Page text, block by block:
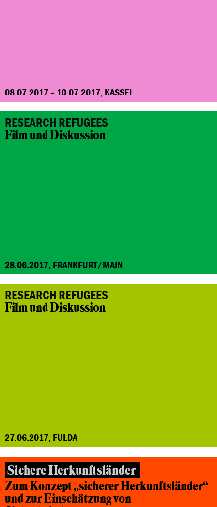
08.07.2017 – 10.07.2017, KASSEL
RESEARCH REFUGEES
Film und Diskussion
28.06.2017, FRANKFURT/MAIN
RESEARCH REFUGEES
Film und Diskussion
27.06.2017, FULDA
Sichere Herkunftsländer
Zum Konzept „sicherer Herkunftsländer“
und zur Einschätzung von